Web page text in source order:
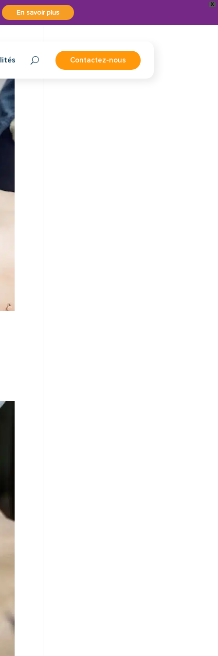
X
En savoir plus
Contactez-nous